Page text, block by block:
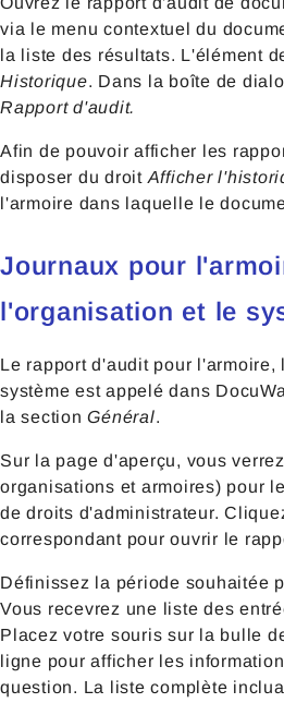
via le menu contextuel du
la liste des résultats. L'élément
Historique. Dans la boîte de
Rapport d'audit.
Afin de pouvoir afficher les
disposer du droit Afficher
l'armoire dans laquelle le
Journaux pour
l'organisation et le
Le rapport d'audit pour
système est appelé dans
la sectionGénéral.
Sur la page d'aperçu, vous
organisations et armoires) pour
de droits d'administrateur.
correspondant pour ouvrir le
Définissez la période souhaitée
Vous recevrez une liste des
Placez votre souris sur la bulle
ligne pour afficher les
question. La liste complète